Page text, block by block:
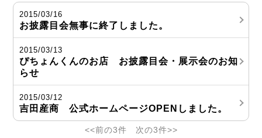
2015/03/16
お披露目会無事に終了しました。
2015/03/13
ぴちょんくんのお店 お披露目会・展示会のお知
らせ
2015/03/12
吉田産商 公式ホームページOPENしました。
<<前の3件 次の3件>>